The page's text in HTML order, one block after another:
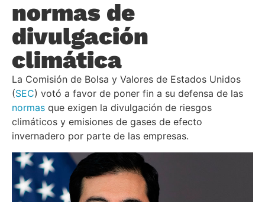
normas de
divulgación
climática
La Comisión de Bolsa y Valores de Estados Unidos
(SEC) votó a favor de poner fin a su defensa de las
normas que exigen la divulgación de riesgos
climáticos y emisiones de gases de efecto
invernadero por parte de las empresas.